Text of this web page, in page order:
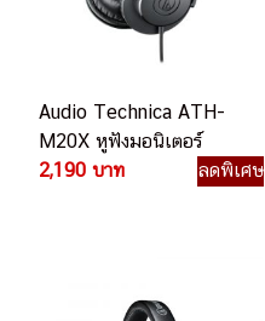
Audio Technica ATH-
M20X หูฟังมอนิเตอร์
2,190 บาท
ลดพิเศษ